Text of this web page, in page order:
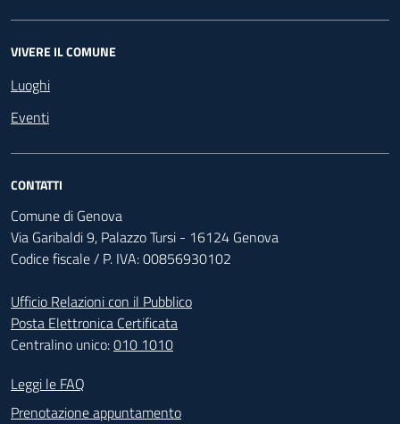
VIVERE IL COMUNE
Luoghi
Eventi
CONTATTI
Comune di Genova
Via Garibaldi 9, Palazzo Tursi - 16124 Genova
Codice fiscale / P. IVA: 00856930102
Ufficio Relazioni con il Pubblico
Posta Elettronica Certificata
Centralino unico:010 1010
Footer - Contatti
Leggi le FAQ
Prenotazione appuntamento